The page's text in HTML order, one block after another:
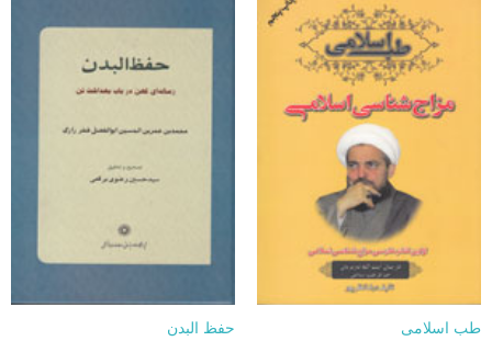
طب اسلامی
حفظ البدن